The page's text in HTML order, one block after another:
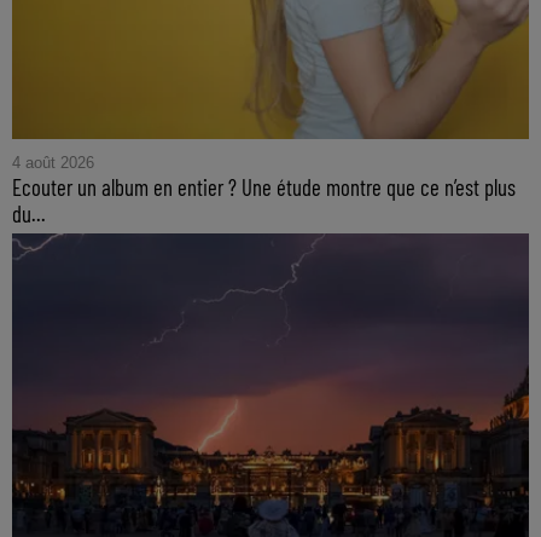
4 août 2026
Ecouter un album en entier ? Une étude montre que ce n’est plus
du...